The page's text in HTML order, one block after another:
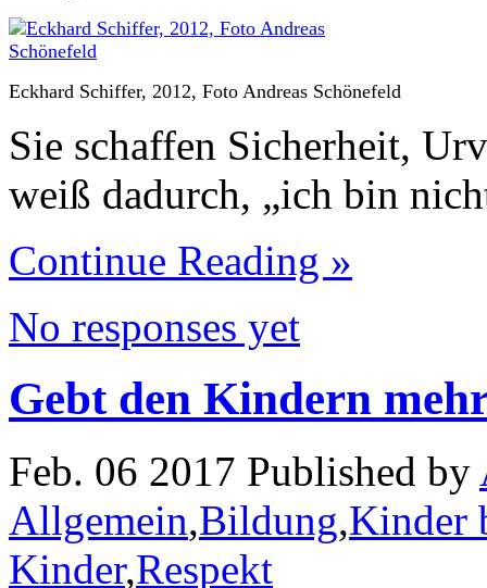
Eckhard Schiffer, 2012, Foto Andreas Schönefeld
Sie schaffen Sicherheit,
weiß dadurch, „ich bin
Continue Reading »
No responses yet
Gebt den Kindern
Feb. 06 2017 Published by
Allgemein,Bildung,Kinder
Kinder,Respekt